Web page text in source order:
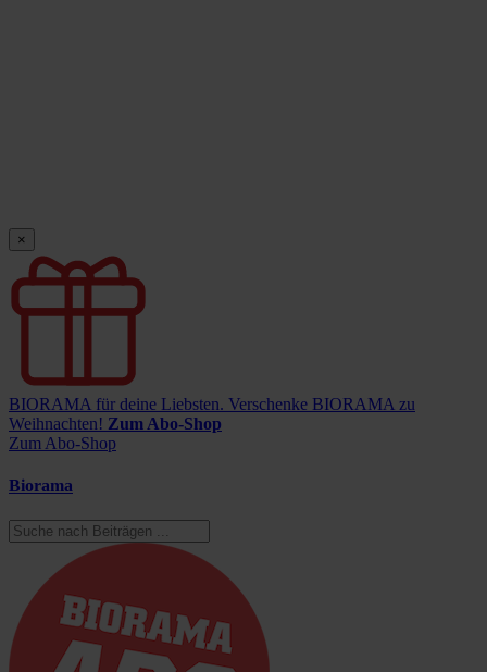
×
BIORAMA für deine Liebsten. Verschenke BIORAMA zu
Weihnachten! Zum Abo-Shop
Zum Abo-Shop
Biorama